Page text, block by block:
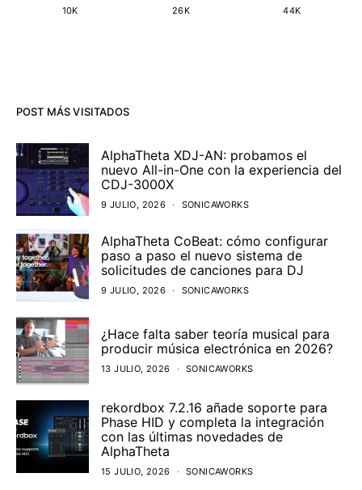
10K 26K 44K
POST MÁS VISITADOS
AlphaTheta XDJ-AN: probamos el
nuevo All-in-One con la experiencia del
CDJ-3000X
9 JULIO, 2026 SONICAWORKS
AlphaTheta CoBeat: cómo configurar
paso a paso el nuevo sistema de
solicitudes de canciones para DJ
9 JULIO, 2026 SONICAWORKS
¿Hace falta saber teoría musical para
producir música electrónica en 2026?
13 JULIO, 2026 SONICAWORKS
rekordbox 7.2.16 añade soporte para
Phase HID y completa la integración
con las últimas novedades de
AlphaTheta
15 JULIO, 2026 SONICAWORKS